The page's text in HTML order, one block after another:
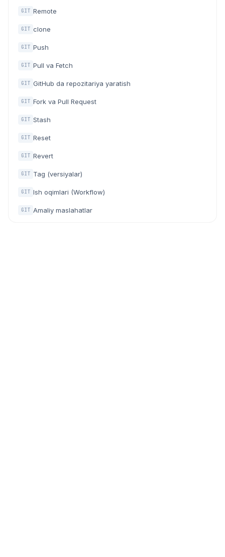
GIT Remote
GIT clone
GIT Push
GIT Pull va Fetch
GIT GitHub da repozitariya yaratish
GIT Fork va Pull Request
GIT Stash
GIT Reset
GIT Revert
GIT Tag (versiyalar)
GIT Ish oqimlari (Workflow)
GIT Amaliy maslahatlar